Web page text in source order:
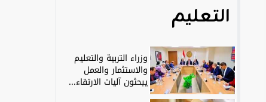
التعليم
وزراء التربية والتعليم
والاستثمار والعمل
يبحثون آليات الارتقاء...